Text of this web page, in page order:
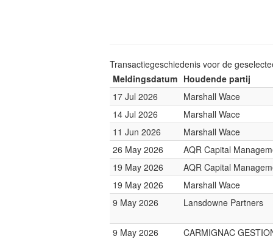
Transactiegeschiedenis voor de
Meldingsdatum Houdende partij
17 Jul 2026
Marshall Wace
14 Jul 2026
Marshall Wace
11 Jun 2026
Marshall Wace
26 May 2026
AQR Capital
19 May 2026
AQR Capital
19 May 2026
Marshall Wace
9 May 2026
Lansdowne Partners
9 May 2026 CARMIGNAC